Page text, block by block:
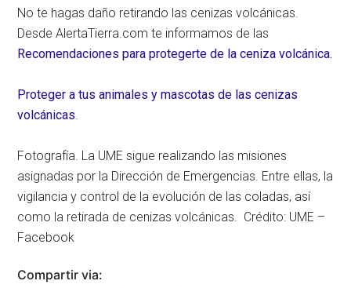
No te hagas daño retirando las cenizas volcánicas.
Desde AlertaTierra.com te informamos de las
Recomendaciones para protegerte de la ceniza volcánica.
Proteger a tus animales y mascotas de las cenizas
volcánicas
Fotografía. La UME sigue realizando las misiones
asignadas por la Dirección de Emergencias. Entre ellas, la
vigilancia y control de la evolución de las coladas, así
como la retirada de cenizas volcánicas. Crédito: UME –
Facebook
Compartir via: